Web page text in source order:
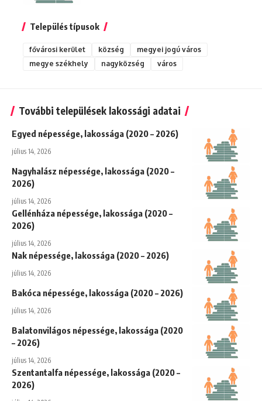
Település típusok
fővárosi kerület község
megyei jogú város
megye székhely
nagyközség város
További települések lakossági adatai
Egyed népessége, lakossága (2020 – 2026)
július 14, 2026
Nagyhalász népessége, lakossága (2020 –
2026)
július 14, 2026
Gellénháza népessége, lakossága (2020 –
2026)
július 14, 2026
Nak népessége, lakossága (2020 – 2026)
július 14, 2026
Bakóca népessége, lakossága (2020 – 2026)
július 14, 2026
Balatonvilágos népessége, lakossága (2020
– 2026)
július 14, 2026
Szentantalfa népessége, lakossága (2020 –
2026)